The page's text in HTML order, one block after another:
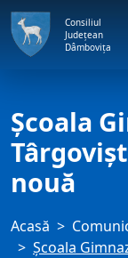
Consiliul
Județean
Dâmbovița
Școala
nouă
Acasă
Școala